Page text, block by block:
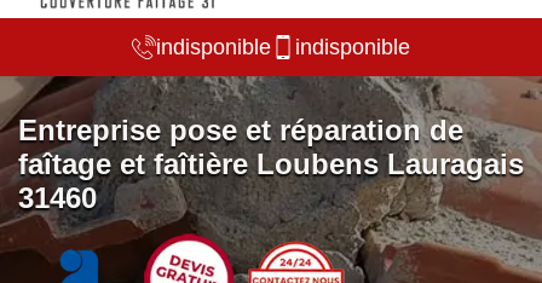
indisponible indisponible
Entreprise pose et réparation de
faîtage et faîtière Loubens Lauragais
31460